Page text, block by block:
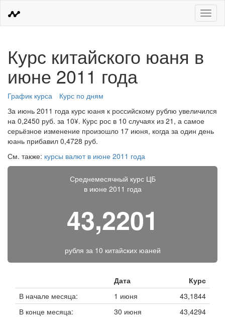
Меню
Курс китайского юаня в
июне 2011 года
График курса
Курс по дням
За июнь 2011 года курс юаня к российскому рублю увеличился
на 0,2450 руб. за 10¥. Курс рос в 10 случаях из 21, а самое
серьёзное изменение произошло 17 июня, когда за один день
юань прибавил 0,4728 руб.
См. также: курсы валют в июне 2011 года
Среднемесячный курс ЦБ
в июне 2011 года
43,2201
рубля за 10 китайских юаней
Дата
Курс
В начале месяца:
1 июня
43,1844
В конце месяца:
30 июня
43,4294